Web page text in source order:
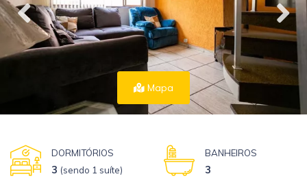
Mapa
DORMITÓRIOS
3 (sendo 1 suíte)
BANHEIROS
3